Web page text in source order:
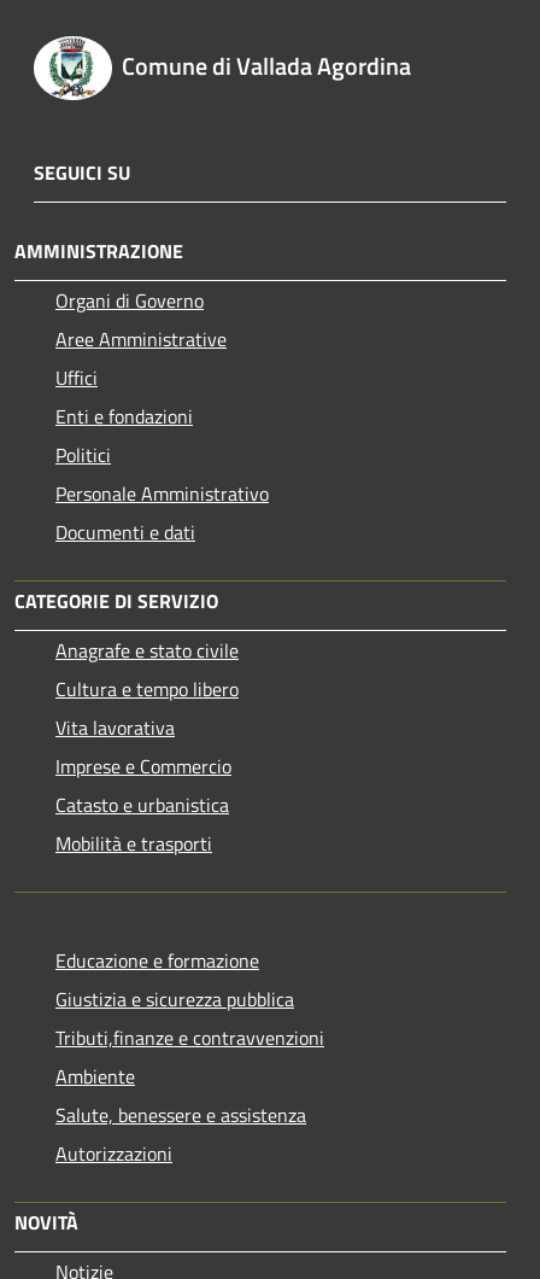
Comune di Vallada Agordina
SEGUICI SU
AMMINISTRAZIONE
Organi di Governo
Aree Amministrative
Uffici
Enti e fondazioni
Politici
Personale Amministrativo
Documenti e dati
CATEGORIE DI SERVIZIO
Anagrafe e stato civile
Cultura e tempo libero
Vita lavorativa
Imprese e Commercio
Catasto e urbanistica
Mobilità e trasporti
Educazione e formazione
Giustizia e sicurezza pubblica
Tributi,finanze e contravvenzioni
Ambiente
Salute, benessere e assistenza
Autorizzazioni
NOVITÀ
Notizie